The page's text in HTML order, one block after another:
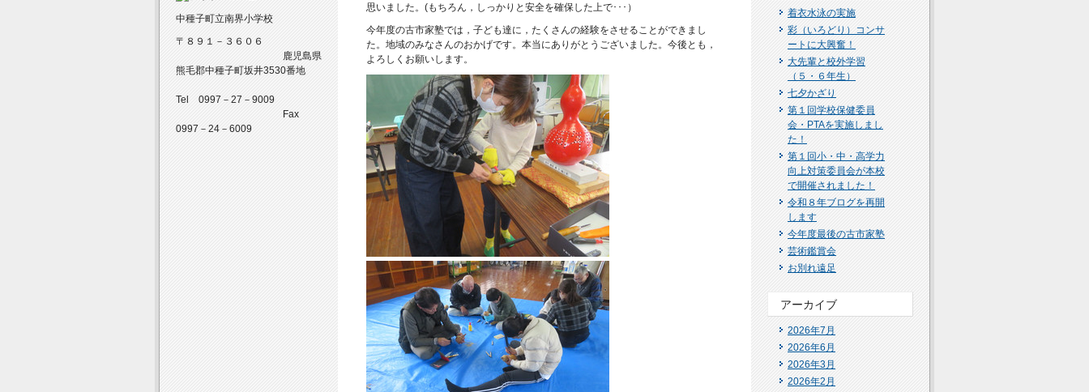
中種子町立南界小学校
〒８９１－３６０６
鹿児島県
熊毛郡中種子町坂井3530番地
Tel 0997－27－9009
Fax
0997－24－6009
思いました。(もちろん，しっかりと安全を確保した上で･･･）
今年度の古市家塾では，子ども達に，たくさんの経験をさせることができまし
た。地域のみなさんのおかげです。本当にありがとうございました。今後とも，
よろしくお願いします。
着衣水泳の実施
彩（いろどり）コンサ
ートに大興奮！
大先輩と校外学習
（５・６年生）
七夕かざり
第１回学校保健委員
会・PTAを実施しまし
た！
第１回小・中・高学力
向上対策委員会が本校
で開催されました！
令和８年ブログを再開
します
今年度最後の古市家塾
芸術鑑賞会
お別れ遠足
アーカイブ
2026年7月
2026年6月
2026年3月
2026年2月